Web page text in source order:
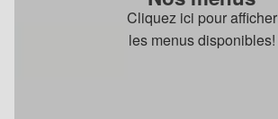
Cliquez ici pour afficher
les menus disponibles!